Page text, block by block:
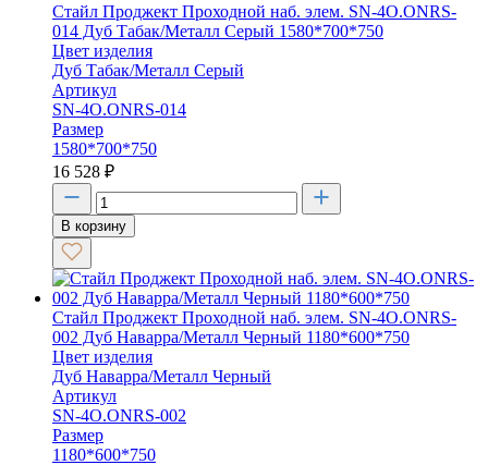
Стайл Проджект Проходной наб. элем. SN-4O.ONRS-
014 Дуб Табак/Металл Серый 1580*700*750
Цвет изделия
Дуб Табак/Металл Серый
Артикул
SN-4O.ONRS-014
Размер
1580*700*750
16 528 ₽
В корзину
Стайл Проджект Проходной наб. элем. SN-4O.ONRS-
002 Дуб Наварра/Металл Черный 1180*600*750
Цвет изделия
Дуб Наварра/Металл Черный
Артикул
SN-4O.ONRS-002
Размер
1180*600*750